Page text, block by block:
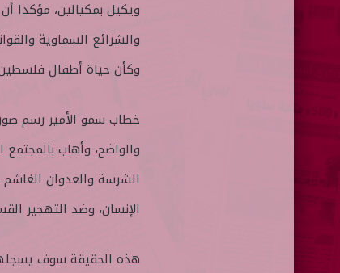
ويكيل بمكيالين، مؤكدا
والشرائع السماوية
وكأن حياة أطفال
خطاب سمو الأمير رسم
والواضح، وأهاب
الشرسة والعدوان
الإنسان، وضد التهجير
هذه الحقيقة سوف